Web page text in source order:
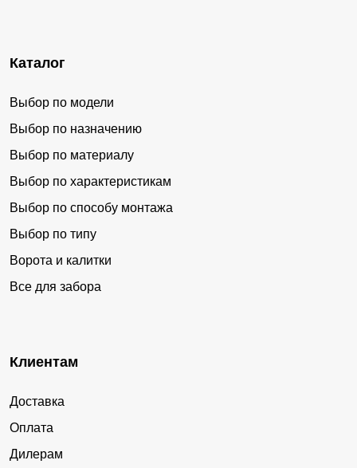
Каталог
Выбор по модели
Выбор по назначению
Выбор по материалу
Выбор по характеристикам
Выбор по способу монтажа
Выбор по типу
Ворота и калитки
Все для забора
Клиентам
Доставка
Оплата
Дилерам